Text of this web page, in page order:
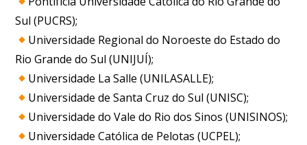
Sul (PUCRS);
Universidade Regional do Noroeste do Estado do
Rio Grande do Sul (UNIJUÍ);
Universidade La Salle (UNILASALLE);
Universidade de Santa Cruz do Sul (UNISC);
Universidade do Vale do Rio dos Sinos (UNISINOS);
Universidade Católica de Pelotas (UCPEL);